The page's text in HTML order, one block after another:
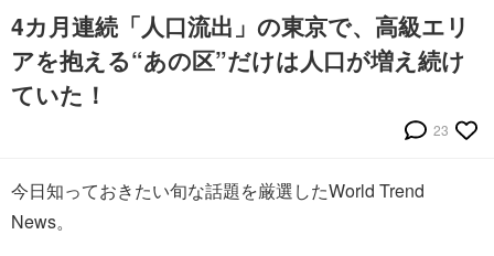
4カ月連続「人口流出」の東京で、高級エリ
アを抱える“あの区”だけは人口が増え続け
ていた！
23
今日知っておきたい旬な話題を厳選したWorld Trend
News。